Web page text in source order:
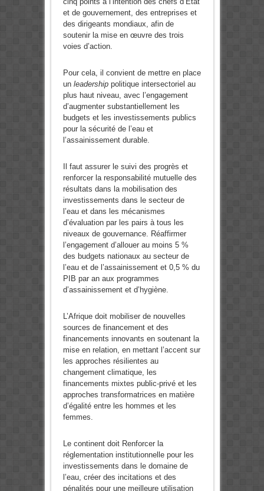
et de gouvernement, des entreprises et
des dirigeants mondiaux, afin de
soutenir la mise en œuvre des trois
voies d’action.
Pour cela, il convient de mettre en place
un leadershippolitique intersectoriel au
plus haut niveau, avec l’engagement
d’augmenter substantiellement les
budgets et les investissements publics
pour la sécurité de l’eau et
l’assainissement durable.
Il faut assurer le suivi des progrès et
renforcer la responsabilité mutuelle des
résultats dans la mobilisation des
investissements dans le secteur de
l’eau et dans les mécanismes
d’évaluation par les pairs à tous les
niveaux de gouvernance. Réaffirmer
l’engagement d’allouer au moins 5 %
des budgets nationaux au secteur de
l’eau et de l’assainissement et 0,5 % du
PIB par an aux programmes
d’assainissement et d’hygiène.
L’Afrique doit mobiliser de nouvelles
sources de financement et des
financements innovants en soutenant la
mise en relation, en mettant l’accent sur
les approches résilientes au
changement climatique, les
financements mixtes public-privé et les
approches transformatrices en matière
d’égalité entre les hommes et les
femmes.
Le continent doit Renforcer la
réglementation institutionnelle pour les
investissements dans le domaine de
l’eau, créer des incitations et des
pénalités pour une meilleure utilisation